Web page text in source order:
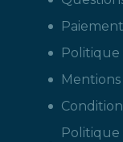
Politique